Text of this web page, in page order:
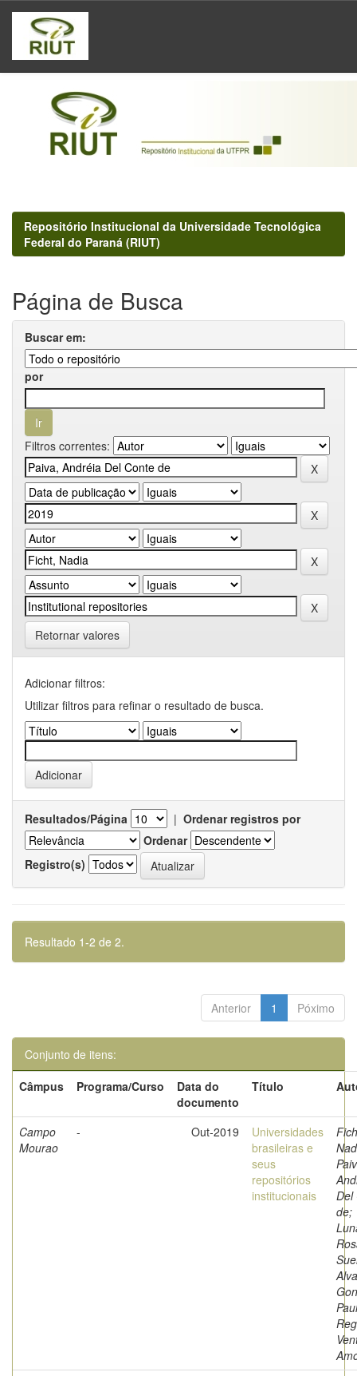
Skip
navigation
Repositório Institucional da Universidade Tecnológica
Federal do Paraná (RIUT)
Página de Busca
Buscar em:
por
Filtros correntes:
Retornar valores
Adicionar filtros:
Utilizar filtros para refinar o resultado de busca.
Resultados/Página | Ordenar registros por
Ordenar
Registro(s)
Resultado 1-2 de 2.
Anterior 1 Póximo
Conjunto de itens:
Câmpus
Programa/Curso
Data do
documento
Título
Campo
Mourao
- Out-2019
Universidades
brasileiras e
seus
repositórios
institucionais
Del
de;